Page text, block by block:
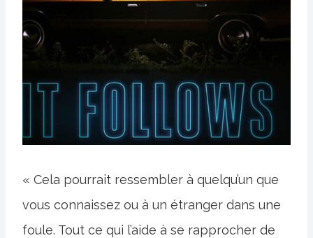
« Cela pourrait ressembler à quelqu’un que
vous connaissez ou à un étranger dans une
foule. Tout ce qui l’aide à se rapprocher de